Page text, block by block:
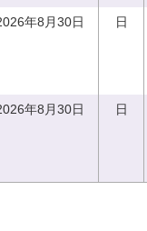
年8月30日 日
年8月30日 日